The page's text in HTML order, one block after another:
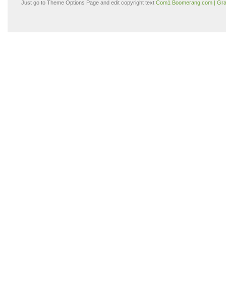
Just go to Theme Options Page and edit copyright text Com1 Boomerang.com |